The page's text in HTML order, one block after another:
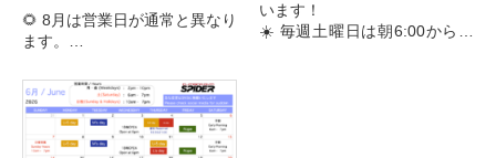
🌻 8月は営業日が通常と異なり
ます。
ーをご確認ください！
☀️ 毎週土曜日は朝6:00から営
業しています！
います！
☀️ 毎週土曜日は朝6:00から営